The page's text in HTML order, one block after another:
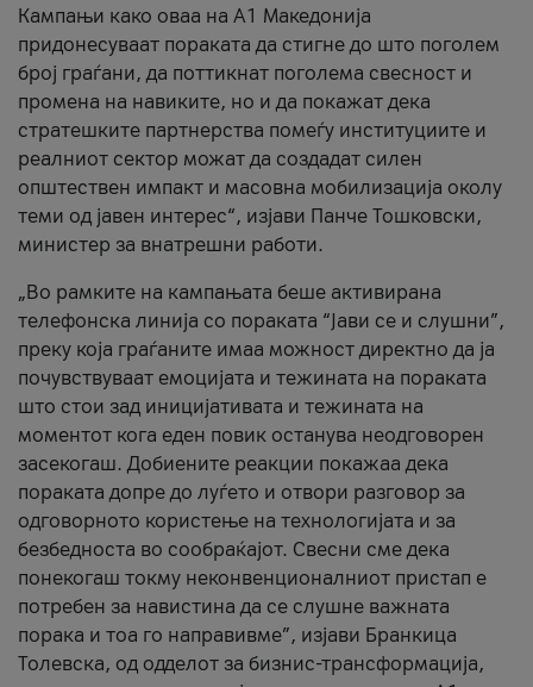
Кампањи како оваа на A1 Македонија
придонесуваат пораката да стигне до што поголем
број граѓани, да поттикнат поголема свесност и
промена на навиките, но и да покажат дека
стратешките партнерства помеѓу институциите и
реалниот сектор можат да создадат силен
општествен импакт и масовна мобилизација околу
теми од јавен интерес“, изјави Панче Тошковски,
министер за внатрешни работи.
„Во рамките на кампањата беше активирана
телефонска линија со пораката “Јави се и слушни”,
преку која граѓаните имаа можност директно да ја
почувствуваат емоцијата и тежината на пораката
што стои зад иницијативата и тежината на
моментот кога еден повик останува неодговорен
засекогаш. Добиените реакции покажаа дека
пораката допре до луѓето и отвори разговор за
одговорното користење на технологијата и за
безбедноста во сообраќајот. Свесни сме дека
понекогаш токму неконвенционалниот пристап е
потребен за навистина да се слушне важната
порака и тоа го направивме”, изјави Бранкица
Толевска, од одделот за бизнис-трансформација,